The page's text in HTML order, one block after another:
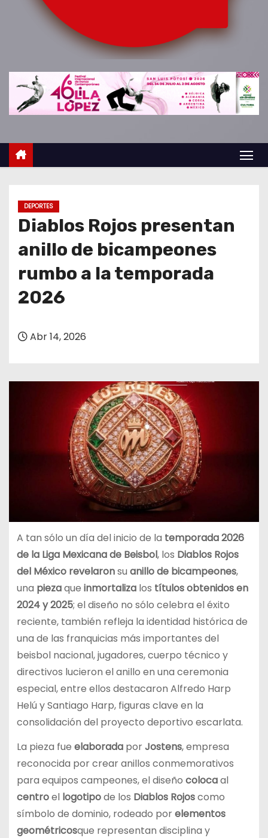
DEPORTES
Diablos Rojos presentan
anillo de bicampeones
rumbo a la temporada
2026
Abr 14, 2026
A tan sólo un día del inicio de la temporada 2026
de la Liga Mexicana de Beisbol, los Diablos Rojos
del México revelaronsu anillo de bicampeones,
una piezaque inmortalizalos títulos obtenidos en
2024 y 2025; el diseño no sólo celebra el éxito
reciente, también refleja la identidad histórica de
una de las franquicias más importantes del
beisbol nacional, jugadores, cuerpo técnico y
directivos lucieron el anillo en una ceremonia
especial, entre ellos destacaron Alfredo Harp
Helú y Santiago Harp, figuras clave en la
consolidación del proyecto deportivo escarlata.
La pieza fue elaboradaporJostens, empresa
reconocida por crear anillos conmemorativos
para equipos campeones, el diseño colocaal
centroel logotipode los Diablos Rojoscomo
símbolo de dominio, rodeado porelementos
geométricosque representan disciplina y